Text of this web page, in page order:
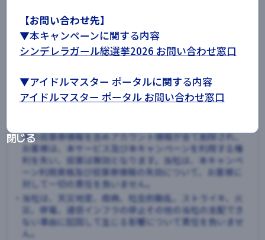
・本キャンペーンにおける投票期間は、
2026年8月3日（月）12時00分から2026年9月18日（金）
23時59分までを予定しております。
期限を過ぎると投票できなくなりますのでご注意くださ
・シリアルコードを第三者へ譲渡・売買することはできま
せん。
様の投票券情報を含めアカウント情報が全て削除され、
お客様は、本サービス及び本キャンペーンを利用する権
利を失い、投票は無効となります。当社は、本キャンペ
ーン利用資格及び投票券情報の失効について、お客様に
対して一切の責任を負いません。
・当社は、天災地変、疫病、社会的動乱、ストライキ、火
災、停電、通信インフラの停止その他の当社の支配でき
ない事由に起因して生じる影響について責任を負いませ
ん。
【お問い合わせ先】
▼本キャンペーンに関する内容
シンデレラガール総選挙2026 お問い合わせ窓口
▼アイドルマスター ポータルに関する内容
アイドルマスター ポータル お問い合わせ窓口
閉じる